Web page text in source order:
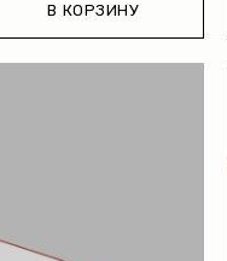
В КОРЗИНУ